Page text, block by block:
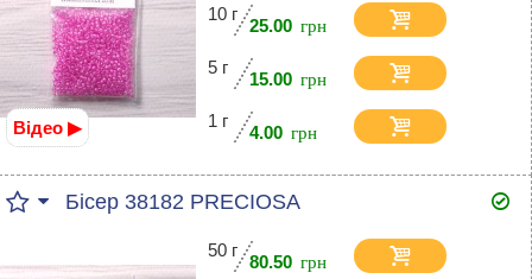
Відео ▶
10 г
25.00
5 г
15.00
1 г
4.00
Бісер 38182 PRECIOSA
50 г
80.50